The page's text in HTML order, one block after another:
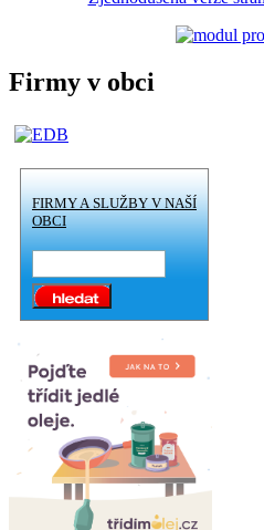
Firmy v obci
FIRMY A SLUŽBY V NAŠÍ
OBCI